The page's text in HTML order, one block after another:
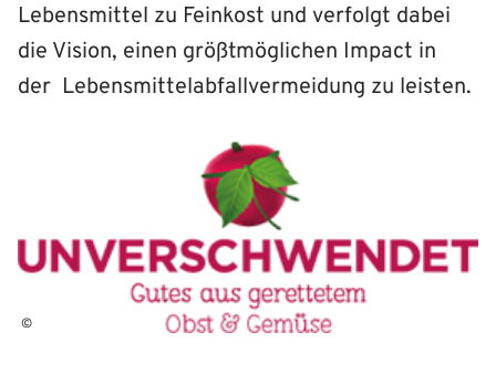
Lebensmittel zu Feinkost und verfolgt dabei
die Vision, einen größtmöglichen Impact in
der Lebensmittelabfallvermeidung zu leisten.
©